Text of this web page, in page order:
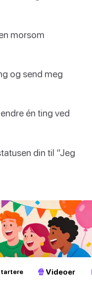
morsom
og send meg
én ting ved
din til “Jeg
🍿 Videoer